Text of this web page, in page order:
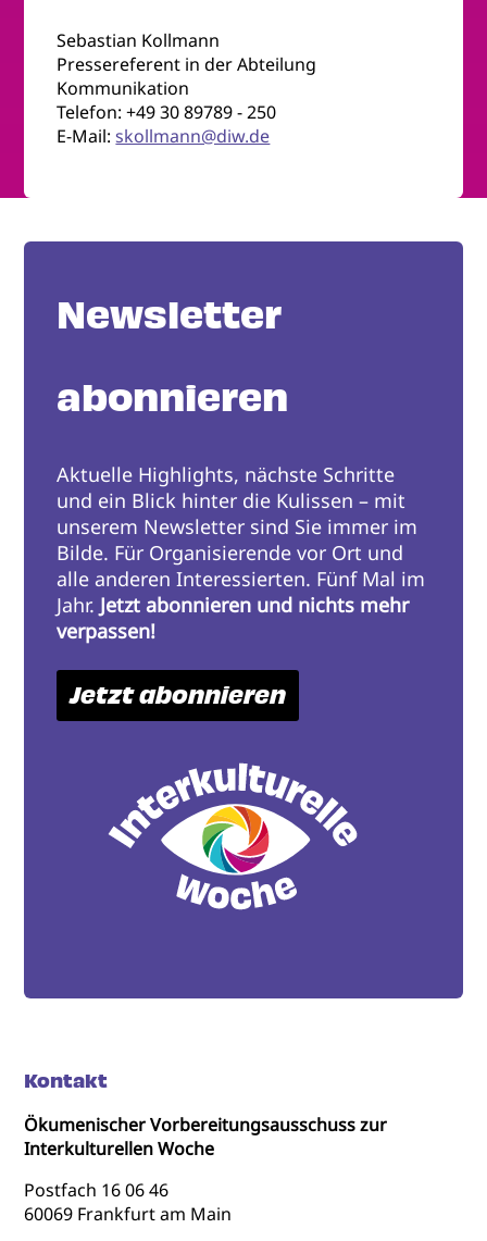
Sebastian Kollmann
Pressereferent in der Abteilung
Kommunikation
Telefon: +49 30 89789 - 250
E-Mail:skollmann@diw.de
Newsletter
abonnieren
Aktuelle Highlights, nächste Schritte
und ein Blick hinter die Kulissen – mit
unserem Newsletter sind Sie immer im
Bilde. Für Organisierende vor Ort und
alle anderen Interessierten. Fünf Mal im
Jahr. Jetzt abonnieren und nichts mehr
verpassen!
Jetzt abonnieren
Kontakt
Ökumenischer Vorbereitungsausschuss zur
Interkulturellen Woche
Postfach 16 06 46
60069 Frankfurt am Main